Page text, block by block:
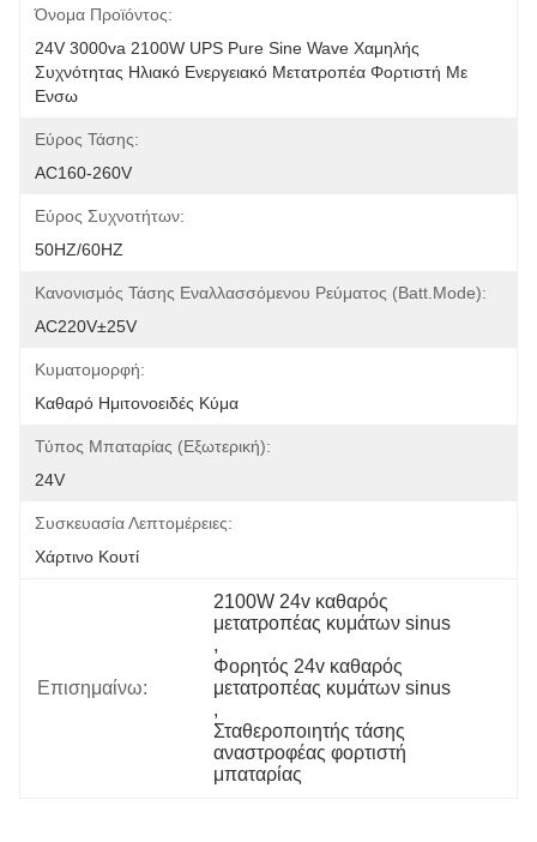
Όνομα Προϊόντος:
24V 3000va 2100W UPS Pure Sine Wave Χαμηλής
Συχνότητας Ηλιακό Ενεργειακό Μετατροπέα Φορτιστή Με
Ενσω
Εύρος Τάσης:
AC160-260V
Εύρος Συχνοτήτων:
50HZ/60HZ
Κανονισμός Τάσης Εναλλασσόμενου Ρεύματος (Batt.Mode):
AC220V±25V
Κυματομορφή:
Καθαρό Ημιτονοειδές Κύμα
Τύπος Μπαταρίας (εξωτερική):
24V
Συσκευασία Λεπτομέρειες:
Χάρτινο Κουτί
Επισημαίνω:
2100W 24v καθαρός
μετατροπέας κυμάτων sinus
,
Φορητός 24v καθαρός
μετατροπέας κυμάτων sinus
,
Σταθεροποιητής τάσης
αναστροφέας φορτιστή
μπαταρίας